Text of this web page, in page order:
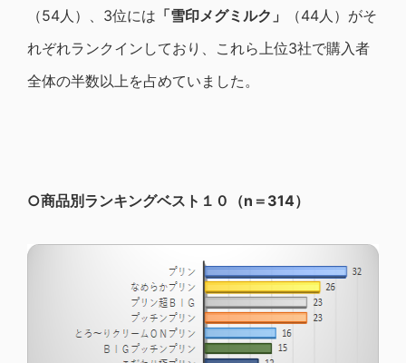
（54人）、3位には 「雪印メグミルク」
（44人）がそ
れぞれランクインしており、これら上位3社で購入者
全体の半数以上を占めていました。
○商品別ランキングベスト１０（n＝314）